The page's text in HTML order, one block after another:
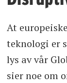
At
teknologi er
lys av vår
sier noe om